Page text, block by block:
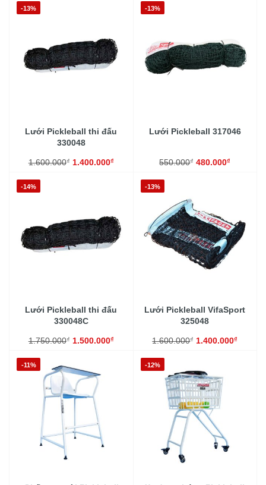
-13%
Lưới Pickleball thi đấu
330048
1.600.000₫ 1.400.000₫
-13%
Lưới Pickleball 317046
550.000₫ 480.000₫
-14%
Lưới Pickleball thi đấu
330048C
1.750.000₫ 1.500.000₫
-13%
Lưới Pickleball VifaSport
325048
1.600.000₫ 1.400.000₫
-11% -12%